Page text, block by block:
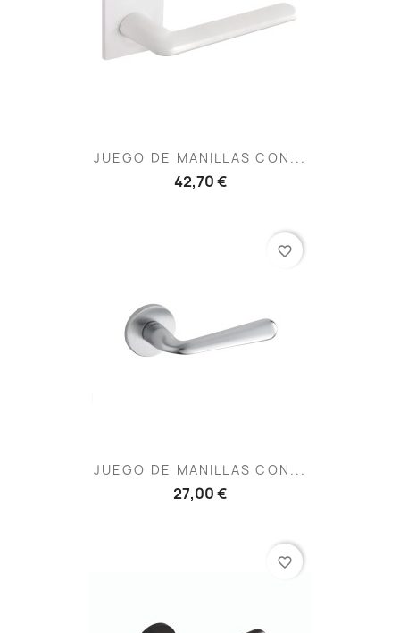
JUEGO DE MANILLAS CON...
42,70 €
JUEGO DE MANILLAS CON...
27,00 €
favorite_border
favorite_border